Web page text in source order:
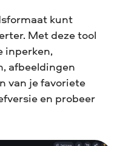
kunt
Met deze tool
inperken,
afbeeldingen
van je favoriete
en probeer